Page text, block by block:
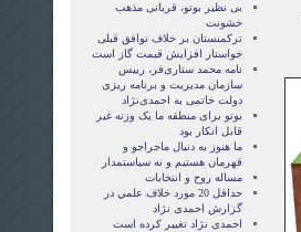
بی نظیر بوتو، قربانی مذهب
خشونت
ترکمنستان بر خلاف توافق قبلی
خواستار افزایش قیمت گاز است
نامه محمد ستاری‌فر، رییس
سازمان مدیریت و برنامه ریزی
دولت خاتمی به احمدی‌نژاد
بوتو برای منطقه ما یک وزنه غیر
قابل انکار بود
ما هنوز به دنبال ماجراجو و
قهرمان هستيم و نه سياستمدار
مساله روح و انتخابات
حداقل 20 مورد خلاف علمي در
گزارش احمدی نژاد
احمدی نژاد تغییر کرده است